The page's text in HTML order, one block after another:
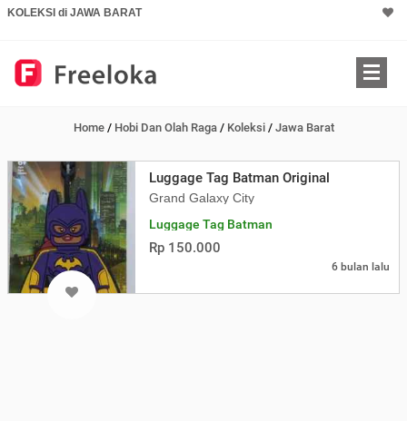
KOLEKSI di JAWA BARAT
Home / Hobi Dan Olah Raga / Koleksi / Jawa Barat
Luggage Tag Batman Original
Grand Galaxy City
Luggage Tag Batman
Rp 150.000
6 bulan lalu